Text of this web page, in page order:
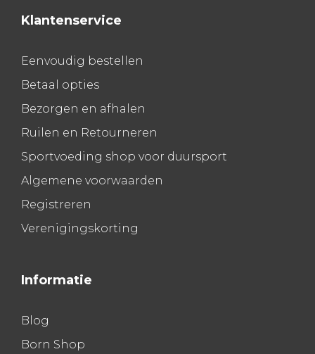
Klantenservice
Eenvoudig bestellen
Betaal opties
Bezorgen en afhalen
Ruilen en Retourneren
Sportvoeding shop voor duursport
Algemene voorwaarden
Registreren
Verenigingskorting
Informatie
Blog
Born Shop